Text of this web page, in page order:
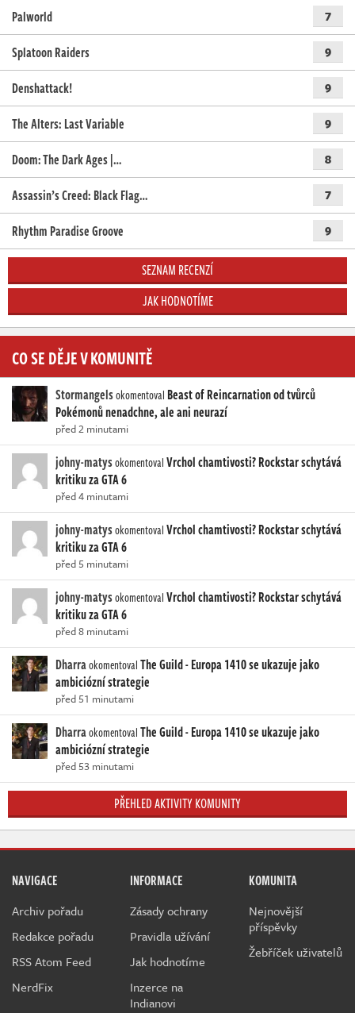
Palworld 7
Splatoon Raiders 9
Denshattack! 9
The Alters: Last Variable 9
Doom: The Dark Ages |… 8
Assassin’s Creed: Black Flag… 7
Rhythm Paradise Groove 9
SEZNAM RECENZÍ
JAK HODNOTÍME
CO SE DĚJE V KOMUNITĚ
Stormangelsokomentoval Beast of Reincarnation od tvůrců
Pokémonů nenadchne, ale ani neurazí
před 2 minutami
johny-matysokomentovalVrchol chamtivosti? Rockstar schytává
kritiku za GTA 6
před 4 minutami
johny-matysokomentovalVrchol chamtivosti? Rockstar schytává
kritiku za GTA 6
před 5 minutami
johny-matysokomentovalVrchol chamtivosti? Rockstar schytává
kritiku za GTA 6
před 8 minutami
DharraokomentovalThe Guild - Europa 1410 se ukazuje jako
ambiciózní strategie
před 51 minutami
DharraokomentovalThe Guild - Europa 1410 se ukazuje jako
ambiciózní strategie
před 53 minutami
PŘEHLED AKTIVITY KOMUNITY
NAVIGACE
Archiv pořadu
Redakce pořadu
RSS Atom Feed
NerdFix
INFORMACE
Zásady ochrany
Pravidla užívání
Jak hodnotíme
Inzerce na
Indianovi
KOMUNITA
Nejnovější
příspěvky
Žebříček uživatelů